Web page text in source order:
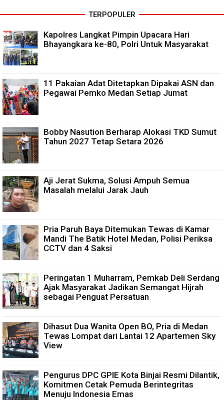
TERPOPULER
Kapolres Langkat Pimpin Upacara Hari
Bhayangkara ke-80, Polri Untuk Masyarakat
11 Pakaian Adat Ditetapkan Dipakai ASN dan
Pegawai Pemko Medan Setiap Jumat
Bobby Nasution Berharap Alokasi TKD Sumut
Tahun 2027 Tetap Setara 2026
Aji Jerat Sukma, Solusi Ampuh Semua
Masalah melalui Jarak Jauh
Pria Paruh Baya Ditemukan Tewas di Kamar
Mandi The Batik Hotel Medan, Polisi Periksa
CCTV dan 4 Saksi
Peringatan 1 Muharram, Pemkab Deli Serdang
Ajak Masyarakat Jadikan Semangat Hijrah
sebagai Penguat Persatuan
Dihasut Dua Wanita Open BO, Pria di Medan
Tewas Lompat dari Lantai 12 Apartemen Sky
View
Pengurus DPC GPIE Kota Binjai Resmi Dilantik,
Komitmen Cetak Pemuda Berintegritas
Menuju Indonesia Emas